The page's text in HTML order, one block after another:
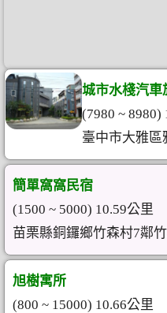
城市水棧汽車
(7980 ~ 8980)
臺中市大雅區
簡單窩窩民宿
(1500 ~ 5000) 10.59公里
苗栗縣銅鑼鄉竹森村7鄰
旭樹寓所
(800 ~ 15000) 10.66公里